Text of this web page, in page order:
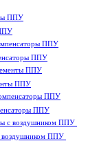
ППУ
ППУ
ППУ
ППУ